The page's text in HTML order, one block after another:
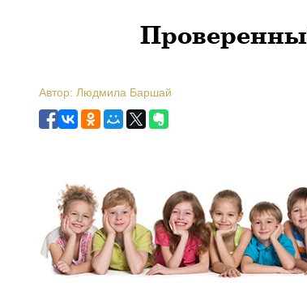
Автор: Людмила Баршай